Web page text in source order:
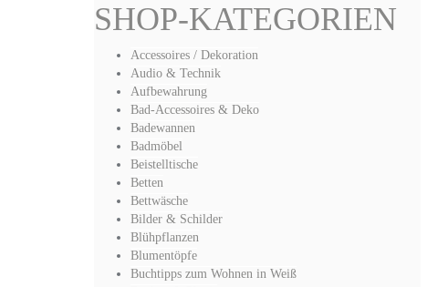
SHOP-KATEGORIEN
Accessoires / Dekoration
Audio & Technik
Aufbewahrung
Bad-Accessoires & Deko
Badewannen
Badmöbel
Beistelltische
Betten
Bettwäsche
Bilder & Schilder
Blühpflanzen
Blumentöpfe
Buchtipps zum Wohnen in Weiß